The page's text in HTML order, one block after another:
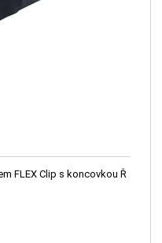
FLEX Clip s koncovkou Ř